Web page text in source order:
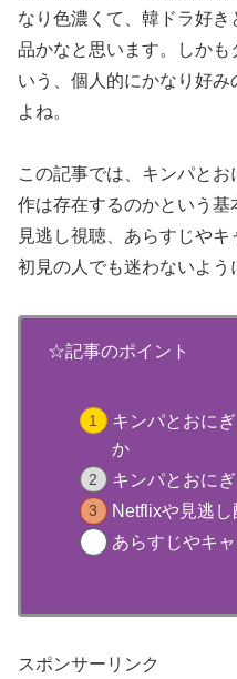
なり色濃くて、韓ドラ好
品かなと思います。しかも
いう、個人的にかなり好
よね。
この記事では、キンパと
作は存在するのかという基
見逃し視聴、あらすじやキ
初見の人でも迷わないよう
☆記事のポイント
キンパとおに
か
キンパとおに
Netflixや見逃
あらすじやキ
スポンサーリンク